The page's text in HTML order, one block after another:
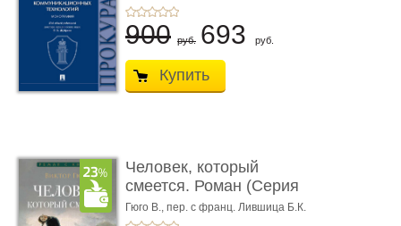
900 руб. 693 руб.
Купить
Человек, который
смеется. Роман (Серия
«Роман с ...
Гюго В., пер. с франц. Лившица Б.К.